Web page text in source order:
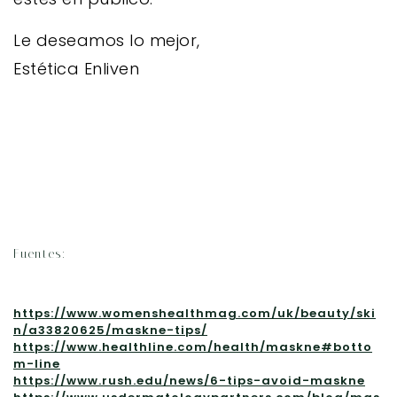
Le deseamos lo mejor,
Estética Enliven
Fuentes:
https://www.womenshealthmag.com/uk/beauty/ski
n/a33820625/maskne-tips/
https://www.healthline.com/health/maskne#botto
m-line
https://www.rush.edu/news/6-tips-avoid-maskne